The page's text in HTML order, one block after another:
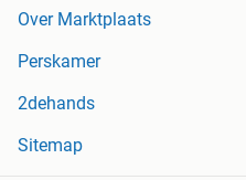
Over Marktplaats
Perskamer
2dehands
Sitemap